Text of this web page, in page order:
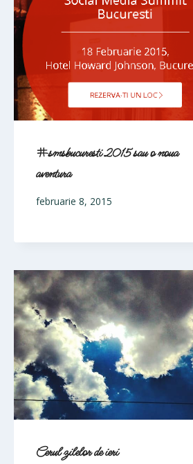
#smsbucuresti 2015 sau o noua
aventura
februarie 8, 2015
Cerul zilelor de ieri